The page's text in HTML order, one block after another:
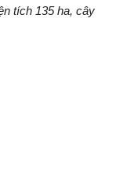
tích 135 ha, cây